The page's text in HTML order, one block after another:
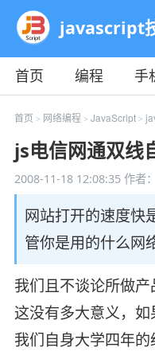
javascript
首页 编程 手
教程
平面 服
首页 > 网络编程 > JavaScript>
js电信网通双线
2008-11-18 12:08:35作者：
网站打开的速度快
管你是用的什么网
我们且不谈论所做
这没有多大意义，
我们自身大学四年